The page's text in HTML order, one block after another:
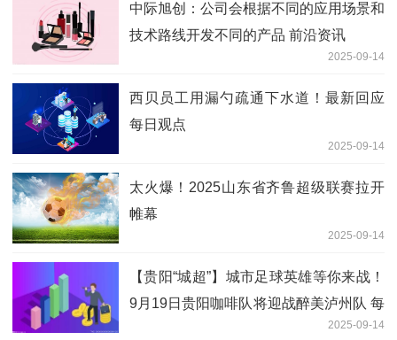
中际旭创：公司会根据不同的应用场景和
技术路线开发不同的产品 前沿资讯
2025-09-14
西贝员工用漏勺疏通下水道！最新回应
每日观点
2025-09-14
太火爆！2025山东省齐鲁超级联赛拉开
帷幕
2025-09-14
【贵阳“城超”】城市足球英雄等你来战！
9月19日贵阳咖啡队将迎战醉美泸州队 每
2025-09-14